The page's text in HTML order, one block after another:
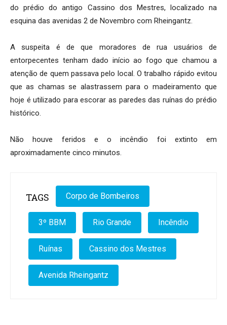
do prédio do antigo Cassino dos Mestres, localizado na
esquina das avenidas 2 de Novembro com Rheingantz.
A suspeita é de que moradores de rua usuários de
entorpecentes tenham dado início ao fogo que chamou a
atenção de quem passava pelo local. O trabalho rápido evitou
que as chamas se alastrassem para o madeiramento que
hoje é utilizado para escorar as paredes das ruínas do prédio
histórico.
Não houve feridos e o incêndio foi extinto em
aproximadamente cinco minutos.
TAGS Corpo de Bombeiros
3º BBM Rio Grande Incêndio
Ruínas Cassino dos Mestres
Avenida Rheingantz